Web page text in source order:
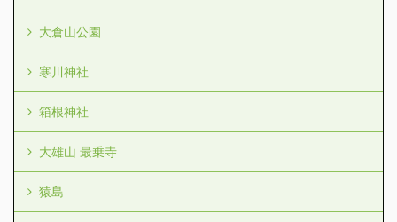
大倉山公園
寒川神社
箱根神社
大雄山 最乗寺
猿島